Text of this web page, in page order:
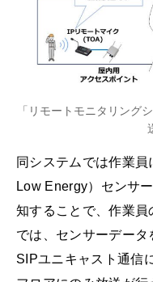
「リモートモニタリング
同システムでは作業
Low Energy）センサ
知することで、作業
では、センサーデー
SIPユニキャスト通信